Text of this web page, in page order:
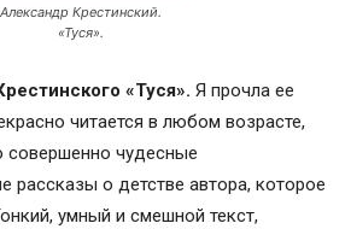
Александр Крестинский.
«Туся».
«Туся». Я прочла ее
читается в любом возрасте,
совершенно чудесные
рассказы о детстве автора, которое
умный и смешной текст,